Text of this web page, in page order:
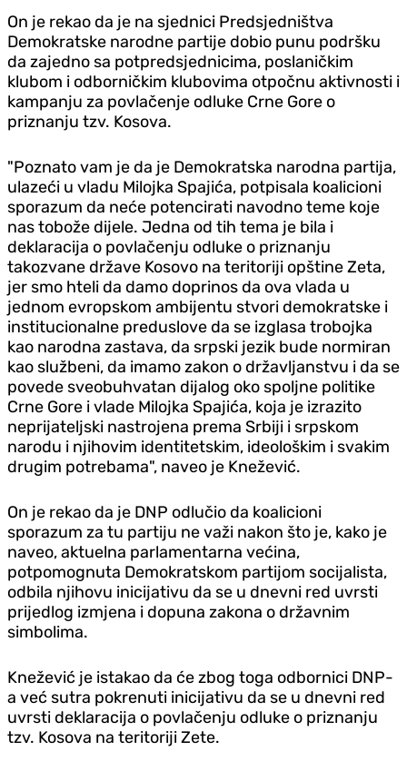
On je rekao da je na sjednici Predsjedništva
Demokratske narodne partije dobio punu podršku
da zajedno sa potpredsjednicima, poslaničkim
klubom i odborničkim klubovima otpočnu aktivnosti i
kampanju za povlačenje odluke Crne Gore o
priznanju tzv. Kosova.
"Poznato vam je da je Demokratska narodna partija,
ulazeći u vladu Milojka Spajića, potpisala koalicioni
sporazum da neće potencirati navodno teme koje
nas tobože dijele. Jedna od tih tema je bila i
deklaracija o povlačenju odluke o priznanju
takozvane države Kosovo na teritoriji opštine Zeta,
jer smo hteli da damo doprinos da ova vlada u
jednom evropskom ambijentu stvori demokratske i
institucionalne preduslove da se izglasa trobojka
kao narodna zastava, da srpski jezik bude normiran
kao službeni, da imamo zakon o državljanstvu i da se
povede sveobuhvatan dijalog oko spoljne politike
Crne Gore i vlade Milojka Spajića, koja je izrazito
neprijateljski nastrojena prema Srbiji i srpskom
narodu i njihovim identitetskim, ideološkim i svakim
drugim potrebama", naveo je Knežević.
On je rekao da je DNP odlučio da koalicioni
sporazum za tu partiju ne važi nakon što je, kako je
naveo, aktuelna parlamentarna većina,
potpomognuta Demokratskom partijom socijalista,
odbila njihovu inicijativu da se u dnevni red uvrsti
prijedlog izmjena i dopuna zakona o državnim
simbolima.
Knežević je istakao da će zbog toga odbornici DNP-
a već sutra pokrenuti inicijativu da se u dnevni red
uvrsti deklaracija o povlačenju odluke o priznanju
tzv. Kosova na teritoriji Zete.